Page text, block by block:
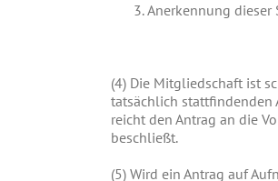
Anerkennung dieser
(4) Die Mitgliedschaft ist
tatsächlich stattfindenden
reicht den Antrag an die
beschließt.
(5) Wird ein Antrag auf